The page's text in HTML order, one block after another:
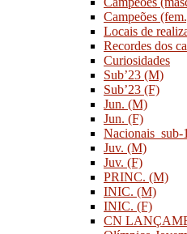
Campeões
Locais de
Recordes dos
Curiosidades
Sub’23 (M)
Sub’23 (F)
Jun. (M)
Jun. (F)
Juv. (M)
Juv. (F)
PRINC. (M)
INIC. (M)
INIC. (F)
CN